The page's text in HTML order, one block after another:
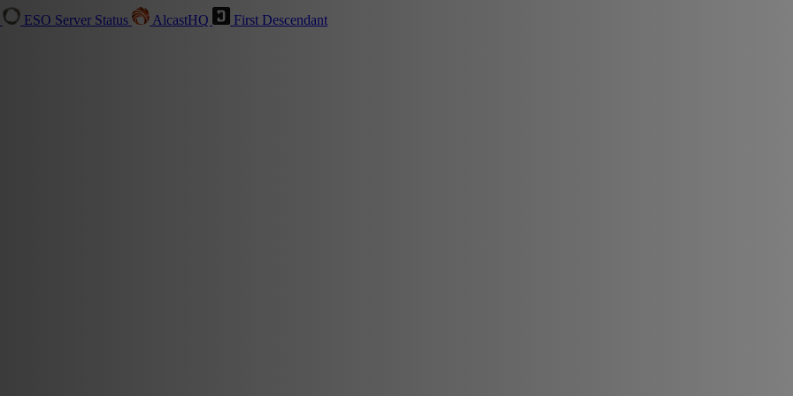
ESO Server Status AlcastHQ First Descendant